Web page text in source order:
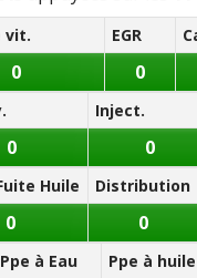
au roulis)
tenue de route /
tenue de route /
vit. EGR
0 0
Inject.
0 0
Huile Distribution
0 0
Ppe à Eau Ppe à huile